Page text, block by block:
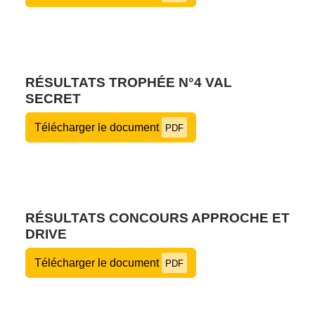
RÉSULTATS TROPHÉE N°4 VAL
SECRET
Télécharger le document PDF
RÉSULTATS CONCOURS APPROCHE ET
DRIVE
Télécharger le document PDF